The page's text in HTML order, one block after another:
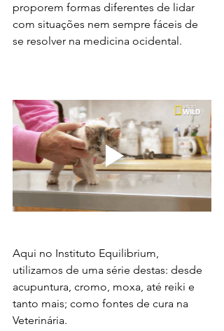
proporem formas diferentes de lidar
com situações nem sempre fáceis de
se resolver na medicina ocidental.
Aqui no Instituto Equilibrium,
utilizamos de uma série destas: desde
acupuntura, cromo, moxa, até reiki e
tanto mais; como fontes de cura na
Veterinária.